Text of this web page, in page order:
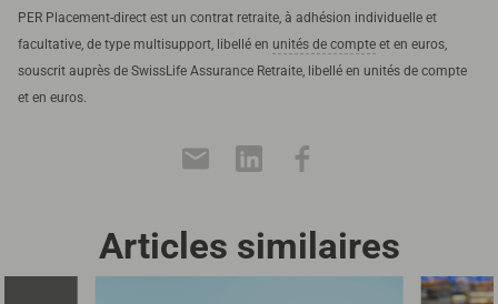
PER Placement-direct est un contrat retraite, à adhésion individuelle et
facultative, de type multisupport, libellé en unités de compte et en euros,
souscrit auprès de SwissLife Assurance Retraite, libellé en unités de compte
et en euros.
Articles similaires